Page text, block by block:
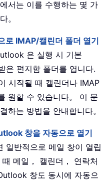
서는 이를 수행하는 몇 가
。
로 IMAP/캘린더 폴더 열기
은 실행 시 기본
은 편지함 폴더를 엽니다.
시작될 때 캘린더나 IMAP
원할 수 있습니다。 이 문
하는 방법을 안내합니다。
창을 자동으로 열기
일반적으로 메일 창이 열립
메일， 캘린더， 연락처
창도 동시에 자동으